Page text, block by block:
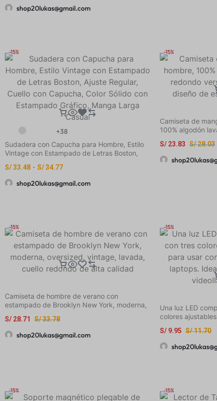
shop20lukas@gmail.com
-15%
+38
Sudadera con Capucha para Hombre, Estilo
Vintage con Estampado de Letras Boston,
Sólido con Estampado Gráfico, Manga Larga
Casual
S/33.48 - S/34.77
shop20lukas@gmail.com
-15%
Camiseta de
100% algodón
casual K01
S/28.03
S/ 23.83
-15%
Camiseta de hombre de verano con
estampado de Brooklyn New York, moderna,
alta calidad
S/33.78
S/ 28.71
shop20lukas@gmail.com
-15%
Una luz LED
colores
mejorar selfies,
S/11.70
S/ 9.95
-15% -15%